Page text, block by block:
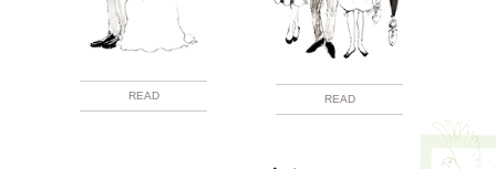
READ READ